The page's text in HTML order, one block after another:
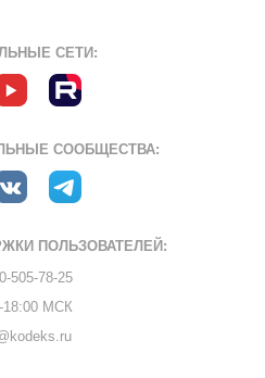
СЕТИ:
СООБЩЕСТВА:
ПОЛЬЗОВАТЕЛЕЙ:
505-78-25
18:00 МСК